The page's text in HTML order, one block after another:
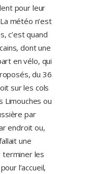
pour leur
météo n’est
c’est quand
dont une
en vélo, qui
du 36
sur les cols
Limouches ou
par
endroit ou,
une
terminer les
l’accueil,